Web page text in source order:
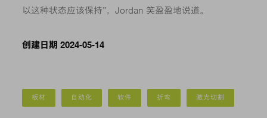
以这种状态应该保持”，Jordan 笑盈盈地说道。
创建日期 2024-05-14
板材 自动化 软件 折弯 激光切割